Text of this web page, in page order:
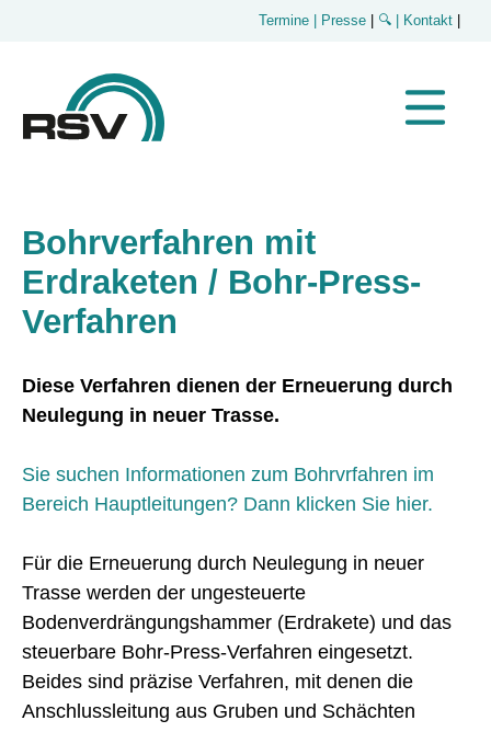
Termine | Presse 🔍 | Kontakt
Bohrverfahren mit
Erdraketen / Bohr-Press-
Verfahren
Diese Verfahren dienen der Erneuerung durch
Neulegung in neuer Trasse.
Sie suchen Informationen zum Bohrvrfahren im
Bereich Hauptleitungen? Dann klicken Sie hier.
Für die Erneuerung durch Neulegung in neuer
Trasse werden der ungesteuerte
Bodenverdrängungshammer (Erdrakete) und das
steuerbare Bohr-Press-Verfahren eingesetzt.
Beides sind präzise Verfahren, mit denen die
Anschlussleitung aus Gruben und Schächten